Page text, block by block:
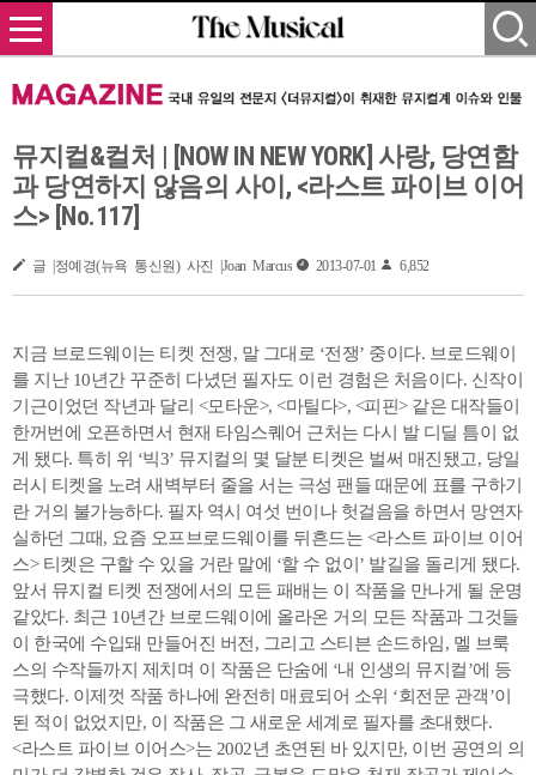
뮤지컬&컬처 | [NOW IN NEW YORK] 사랑, 당연함
과 당연하지 않음의 사이, <라스트 파이브 이어
스> [No.117]
글 |정예경(뉴욕 통신원) 사진 |Joan Marcus 2013-07-01 6,852
지금 브로드웨이는 티켓 전쟁, 말 그대로 ‘전쟁’ 중이다. 브로드웨이
를 지난 10년간 꾸준히 다녔던 필자도 이런 경험은 처음이다. 신작이
기근이었던 작년과 달리 <모타운>, <마틸다>, <피핀> 같은 대작들이
한꺼번에 오픈하면서 현재 타임스퀘어 근처는 다시 발 디딜 틈이 없
게 됐다. 특히 위 ‘빅3’ 뮤지컬의 몇 달분 티켓은 벌써 매진됐고, 당일
러시 티켓을 노려 새벽부터 줄을 서는 극성 팬들 때문에 표를 구하기
란 거의 불가능하다. 필자 역시 여섯 번이나 헛걸음을 하면서 망연자
실하던 그때, 요즘 오프브로드웨이를 뒤흔드는 <라스트 파이브 이어
스> 티켓은 구할 수 있을 거란 말에 ‘할 수 없이’ 발길을 돌리게 됐다.
앞서 뮤지컬 티켓 전쟁에서의 모든 패배는 이 작품을 만나게 될 운명
같았다. 최근 10년간 브로드웨이에 올라온 거의 모든 작품과 그것들
이 한국에 수입돼 만들어진 버전, 그리고 스티븐 손드하임, 멜 브룩
스의 수작들까지 제치며 이 작품은 단숨에 ‘내 인생의 뮤지컬’에 등
극했다. 이제껏 작품 하나에 완전히 매료되어 소위 ‘회전문 관객’이
된 적이 없었지만, 이 작품은 그 새로운 세계로 필자를 초대했다.
<라스트 파이브 이어스>는 2002년 초연된 바 있지만, 이번 공연의 의